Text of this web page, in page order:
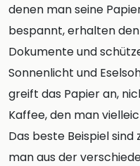
denen man seine
bespannt, erhalten
Dokumente und
Sonnenlicht und
greift das Papier an,
Kaffee, den man
Das beste Beispiel sind
man aus der